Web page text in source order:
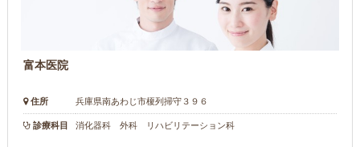
富本医院
住所 兵庫県南あわじ市榎列掃守３９６
診療科目 消化器科 外科 リハビリテーション科